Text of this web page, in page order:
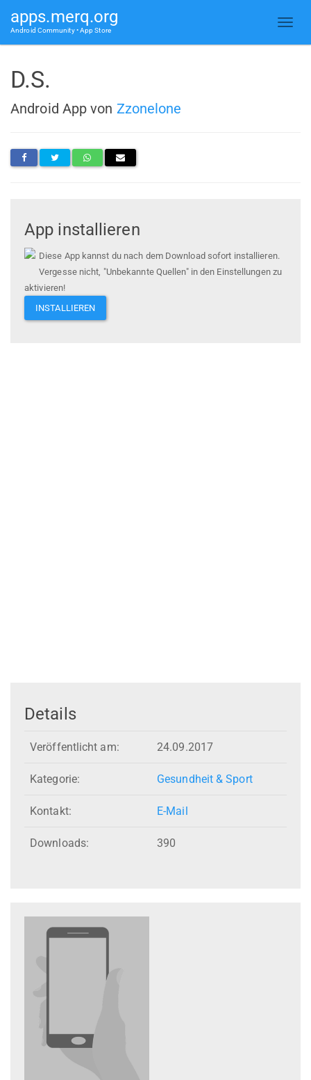
apps.merq.org
Android Community • App Store
D.S.
Android App von Zzonelone
App installieren
Diese App kannst du nach dem Download sofort installieren.
Vergesse nicht, "Unbekannte Quellen" in den Einstellungen zu
aktivieren!
INSTALLIEREN
Details
Veröffentlicht am: 24.09.2017
Kategorie: Gesundheit & Sport
Kontakt: E-Mail
Downloads: 390